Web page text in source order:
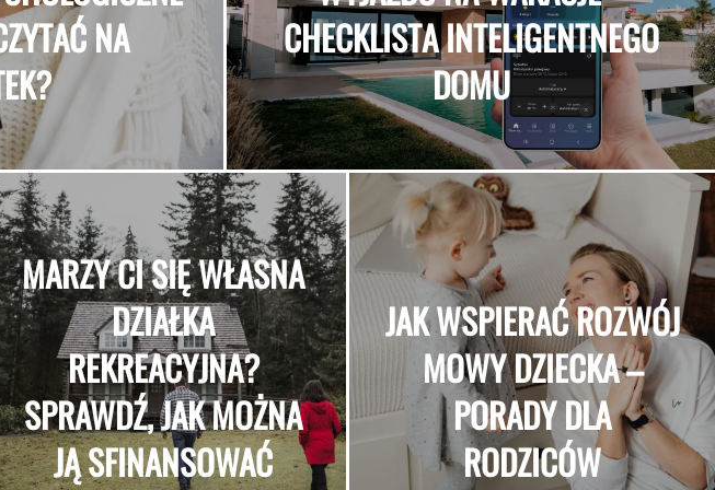
NA
CHECKLISTA INTELIGENTNEGO
DOMU
MARZY CI SIĘ WŁASNA
DZIAŁKA
REKREACYJNA?
SPRAWDŹ, JAK MOŻNA
JĄ SFINANSOWAĆ
JAK WSPIERAĆ ROZWÓJ
MOWY DZIECKA –
PORADY DLA
RODZICÓW